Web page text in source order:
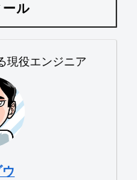
ール
現役エンジニア